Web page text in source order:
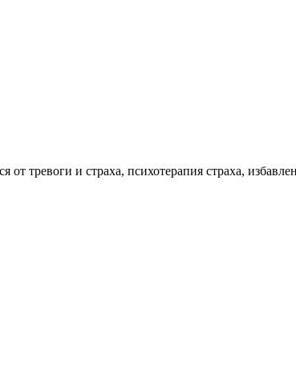
тревоги и страха, психотерапия страха,